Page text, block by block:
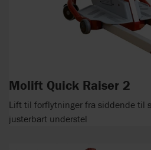
Molift Quick Raiser 2
Lift til forflytninger fra siddende til
justerbart understel